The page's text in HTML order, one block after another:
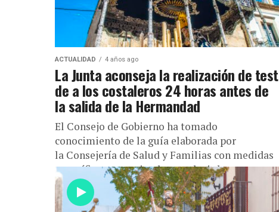
ACTUALIDAD 4 años ago
La Junta aconseja la realización de test
de a los costaleros 24 horas antes de
la salida de la Hermandad
El Consejo de Gobierno ha tomado
conocimiento de la guía elaborada por
la Consejería de Salud y Familias con medidas
específicas encaminadas a reducir las
posibilidades de transmisión del Covid-19...